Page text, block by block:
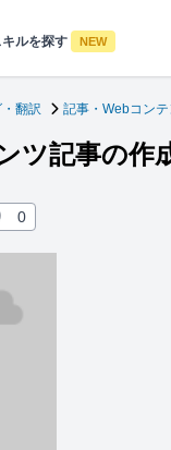
キルを探す NEW
翻訳 記事・Webコン
ツ記事の作
0